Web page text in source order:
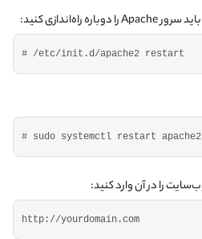
# /etc/init.d/apache2 restart
# sudo systemctl restart apache2
http: //yourdomain.com